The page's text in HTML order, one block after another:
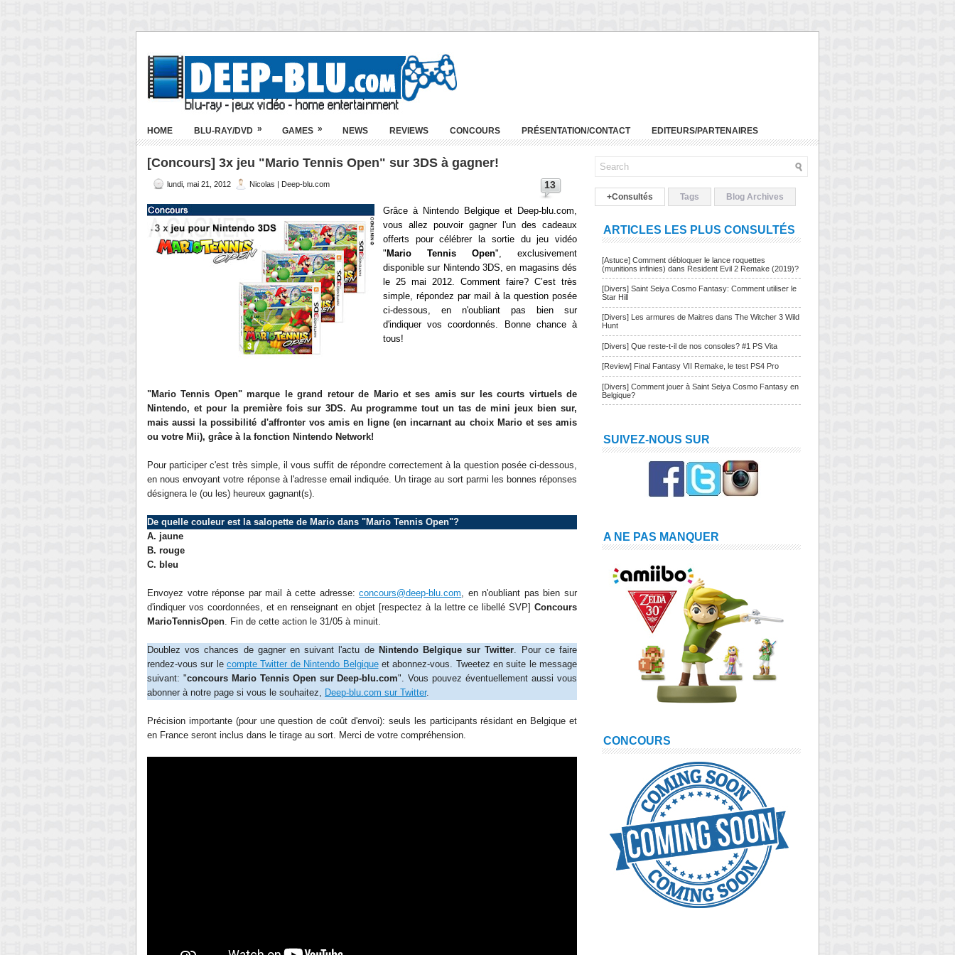
HOME BLU-RAY/DVD » GAMES » NEWS REVIEWS CONCOURS PRÉSENTATION/CONTACT EDITEURS/PARTENAIRES
[Concours] 3x jeu "Mario Tennis Open" sur 3DS à gagner!
lundi, mai 21, 2012 Nicolas | Deep-blu.com 13
Grâce à Nintendo Belgique et Deep-blu.com,
vous allez pouvoir gagner l'un des cadeaux
offerts pour célébrer la sortie du jeu vidéo
" Mario Tennis Open", exclusivement
disponible sur Nintendo 3DS, en magasins dés
le 25 mai 2012. Comment faire? C’est très
simple, répondez par mail à la question posée
ci-dessous, en n'oubliant pas bien sur
d'indiquer vos coordonnés. Bonne chance à
tous!
"Mario Tennis Open" marque le grand retour de Mario et ses amis sur les courts virtuels de
Nintendo, et pour la première fois sur 3DS. Au programme tout un tas de mini jeux bien sur,
mais aussi la possibilité d'affronter vos amis en ligne (en incarnant au choix Mario et ses amis
ou votre Mii), grâce à la fonction Nintendo Network!
Pour participer c'est très simple, il vous suffit de répondre correctement à la question posée ci-dessous,
en nous envoyant votre réponse à l'adresse email indiquée. Un tirage au sort parmi les bonnes réponses
désignera le (ou les) heureux gagnant(s).
De quelle couleur est la salopette de Mario dans "Mario Tennis Open"?
A. jaune
B. rouge
C. bleu
Envoyez votre réponse par mail à cette adresse:concours@deep-blu.com, en n'oubliant pas bien sur
d'indiquer vos coordonnées, et en renseignant en objet [respectez à la lettre ce libellé SVP] Concours
MarioTennisOpen. Fin de cette action le 31/05 à minuit.
Doublez vos chances de gagner en suivant l'actu de Nintendo Belgique sur Twitter. Pour ce faire
rendez-vous sur lecompte Twitter de Nintendo Belgiqueet abonnez-vous. Tweetez en suite le message
suivant: "concours Mario Tennis Open sur Deep-blu.com". Vous pouvez éventuellement aussi vous
abonner à notre page si vous le souhaitez, Deep-blu.com sur Twitter.
Précision importante (pour une question de coût d'envoi): seuls les participants résidant en Belgique et
en France seront inclus dans le tirage au sort. Merci de votre compréhension.
+Consultés Tags Blog Archives
ARTICLES LES PLUS CONSULTÉS
[Astuce] Comment débloquer le lance roquettes
(munitions infinies) dans Resident Evil 2 Remake (2019)?
[Divers] Saint Seiya Cosmo Fantasy: Comment utiliser le
Star Hill
[Divers] Les armures de Maitres dans The Witcher 3 Wild
Hunt
[Divers] Que reste-t-il de nos consoles? #1 PS Vita
[Review] Final Fantasy VII Remake, le test PS4 Pro
[Divers] Comment jouer à Saint Seiya Cosmo Fantasy en
Belgique?
SUIVEZ-NOUS SUR
A NE PAS MANQUER
CONCOURS